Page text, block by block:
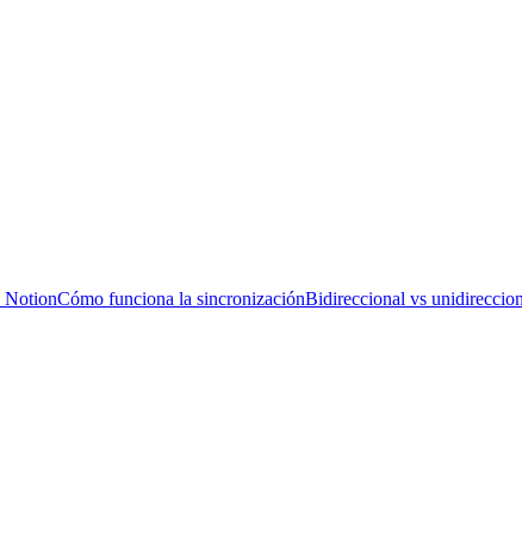
NotionCómo funciona la sincronizaciónBidireccional vs